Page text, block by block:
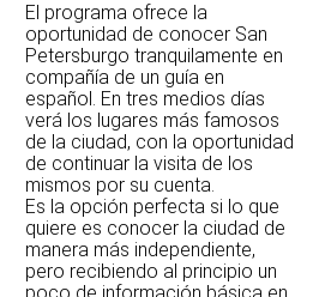
El programa ofrece la
oportunidad de conocer San
Petersburgo tranquilamente en
compañía de un guía en
español. En tres medios días
verá los lugares más famosos
de la ciudad, con la oportunidad
de continuar la visita de los
mismos por su cuenta.
Es la opción perfecta si lo que
quiere es conocer la ciudad de
manera más independiente,
pero recibiendo al principio un